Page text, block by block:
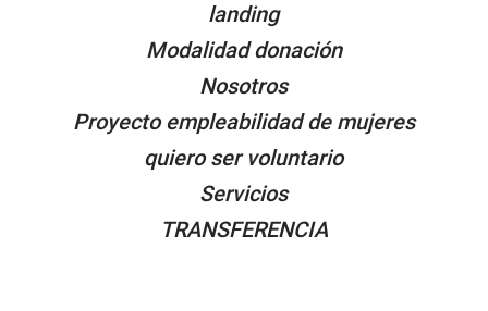
landing
Modalidad donación
Nosotros
Proyecto empleabilidad de mujeres
quiero ser voluntario
Servicios
TRANSFERENCIA